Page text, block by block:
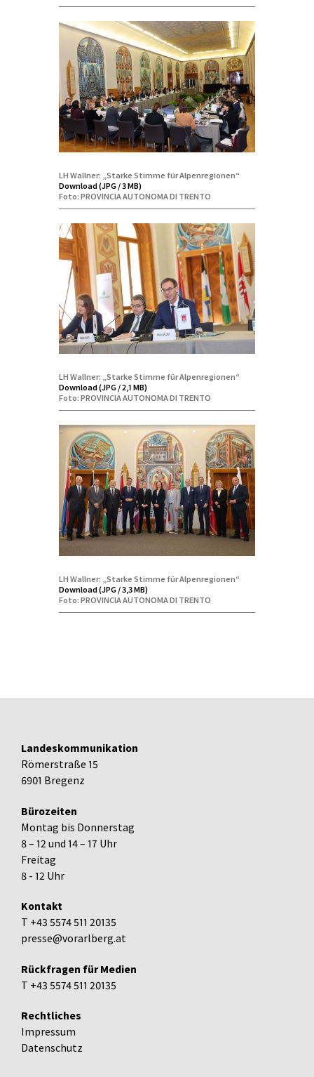
LH Wallner: „Starke Stimme für Alpenregionen“
Download (JPG / 3 MB)
Foto: PROVINCIA AUTONOMA DI TRENTO
LH Wallner: „Starke Stimme für Alpenregionen“
Download (JPG / 2,1 MB)
Foto: PROVINCIA AUTONOMA DI TRENTO
LH Wallner: „Starke Stimme für Alpenregionen“
Download (JPG / 3,3 MB)
Foto: PROVINCIA AUTONOMA DI TRENTO
Landeskommunikation
Römerstraße 15
6901 Bregenz
Bürozeiten
Montag bis Donnerstag
8 – 12 und 14 – 17 Uhr
Freitag
8 - 12 Uhr
Kontakt
T +43 5574 511 20135
presse@vorarlberg.at
Rückfragen für Medien
T +43 5574 511 20135
Rechtliches
Impressum
Datenschutz